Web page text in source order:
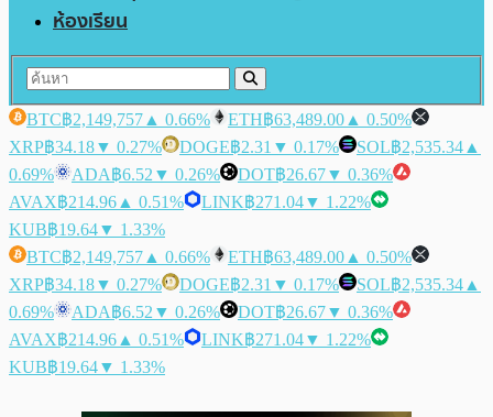
ห้องเรียน
BTC฿2,149,757 ▲ 0.66% ETH฿63,489.00 ▲ 0.50%
XRP฿34.18▼ 0.27% DOGE฿2.31 ▼ 0.17% SOL฿2,535.34 ▲
0.69%
ADA฿6.52 ▼ 0.26% DOT฿26.67▼ 0.36%
AVAX฿214.96 ▲ 0.51% LINK฿271.04▼ 1.22%
KUB฿19.64▼ 1.33%
BTC฿2,149,757 ▲ 0.66% ETH฿63,489.00 ▲ 0.50%
XRP฿34.18▼ 0.27% DOGE฿2.31 ▼ 0.17% SOL฿2,535.34 ▲
0.69%
ADA฿6.52 ▼ 0.26% DOT฿26.67▼ 0.36%
AVAX฿214.96 ▲ 0.51% LINK฿271.04▼ 1.22%
KUB฿19.64▼ 1.33%